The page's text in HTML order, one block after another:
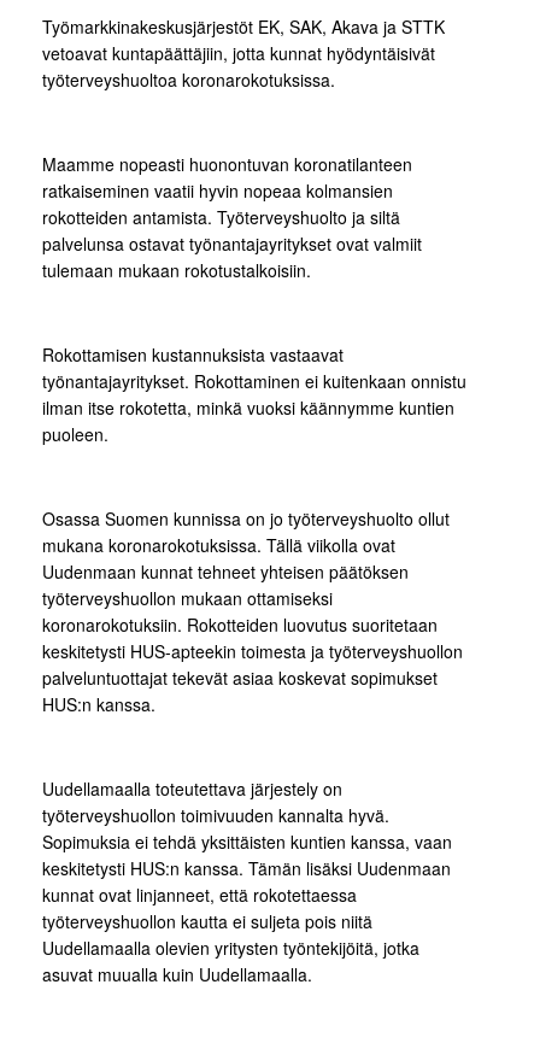
Työmarkkinakeskusjärjestöt EK, SAK, Akava ja STTK
vetoavat kuntapäättäjiin, jotta kunnat hyödyntäisivät
työterveyshuoltoa koronarokotuksissa.
Maamme nopeasti huonontuvan koronatilanteen
ratkaiseminen vaatii hyvin nopeaa kolmansien
rokotteiden antamista. Työterveyshuolto ja siltä
palvelunsa ostavat työnantajayritykset ovat valmiit
tulemaan mukaan rokotustalkoisiin.
Rokottamisen kustannuksista vastaavat
työnantajayritykset. Rokottaminen ei kuitenkaan onnistu
ilman itse rokotetta, minkä vuoksi käännymme kuntien
puoleen.
Osassa Suomen kunnissa on jo työterveyshuolto ollut
mukana koronarokotuksissa. Tällä viikolla ovat
Uudenmaan kunnat tehneet yhteisen päätöksen
työterveyshuollon mukaan ottamiseksi
koronarokotuksiin. Rokotteiden luovutus suoritetaan
keskitetysti HUS-apteekin toimesta ja työterveyshuollon
palveluntuottajat tekevät asiaa koskevat sopimukset
HUS:n kanssa.
Uudellamaalla toteutettava järjestely on
työterveyshuollon toimivuuden kannalta hyvä.
Sopimuksia ei tehdä yksittäisten kuntien kanssa, vaan
keskitetysti HUS:n kanssa. Tämän lisäksi Uudenmaan
kunnat ovat linjanneet, että rokotettaessa
työterveyshuollon kautta ei suljeta pois niitä
Uudellamaalla olevien yritysten työntekijöitä, jotka
asuvat muualla kuin Uudellamaalla.